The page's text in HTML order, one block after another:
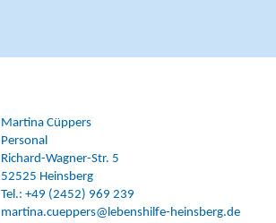
Martina Cüppers
Personal
Richard-Wagner-Str. 5
52525 Heinsberg
Tel.: +49 (2452) 969 239
martina.cueppers@lebenshilfe-heinsberg.de